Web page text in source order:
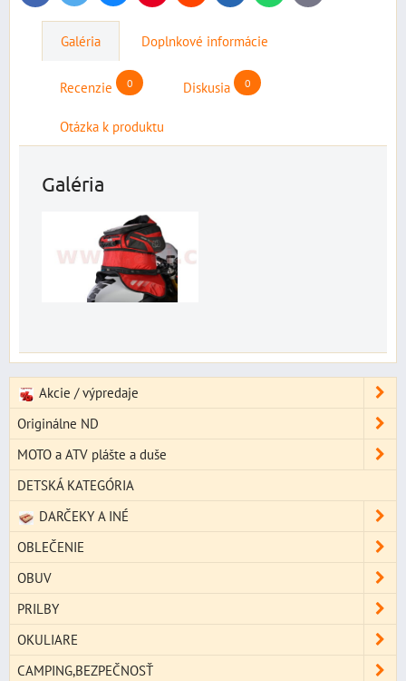
mail
Galéria Doplnkové informácie
Recenzie 0 Diskusia 0
Otázka k produktu
Galéria
Akcie / výpredaje
Originálne ND
MOTO a ATV plášte a duše
DETSKÁ KATEGÓRIA
DARČEKY A INÉ
OBLEČENIE
OBUV
PRILBY
OKULIARE
CAMPING,BEZPEČNOSŤ